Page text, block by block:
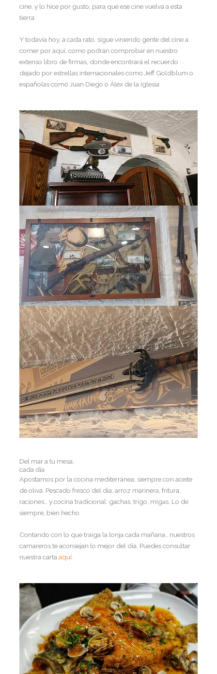
cine, y lo hice por gusto, para que ese cine vuelva a esta
tierra.
Y todavía hoy, a cada rato, sigue viniendo gente del cine a
comer por aquí, como podrán comprobar en nuestro
extenso libro de firmas, donde encontrará el recuerdo
dejado por estrellas internacionales como Jeff Goldblum o
españolas como Juan Diego o Álex de la Iglesia.
Del mar a tu mesa,
cada día
Apostamos por la cocina mediterránea, siempre con aceite
de oliva. Pescado fresco del día, arroz marinera, fritura,
raciones… y cocina tradicional: gachas, trigo, migas. Lo de
siempre, bien hecho.
Contando con lo que traiga la lonja cada mañana., nuestros
camareros te aconsejan lo mejor del día. Puedes consultar
nuestra carta aquí.